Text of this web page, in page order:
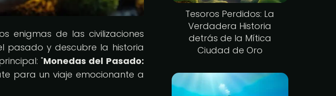
enigmas de las civilizaciones
pasado y descubre la historia
"Monedas del Pasado:
para un viaje emocionante a
Tesoros Perdidos: La
Verdadera Historia
detrás de la Mítica
Ciudad de Oro